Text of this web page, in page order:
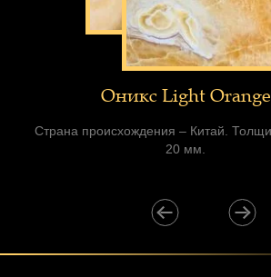
Оникс Light Orange
Страна происхождения – Китай.
20 мм.
‹ ›